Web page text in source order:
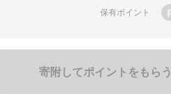
保有ポイント
寄附してポイントをもらう